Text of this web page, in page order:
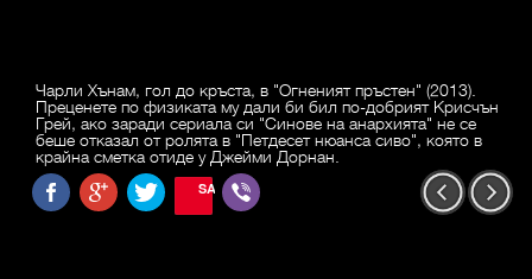
Чарли Хънам, гол до кръста, в "Огненият пръстен" (2013).
Преценете по физиката му дали би бил по-добрият Крисчън
Грей, ако заради сериала си "Синове на анархията" не се
беше отказал от ролята в "Петдесет нюанса сиво", която в
крайна сметка отиде у Джейми Дорнан.
SAVE